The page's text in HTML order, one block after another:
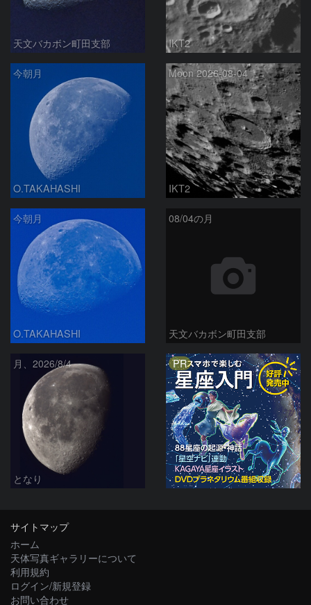
天文バカボン町田支部 IKT2
今朝月
O.TAKAHASHI
Moon 2026-08-04
IKT2
今朝月
O.TAKAHASHI
08/04の月
天文バカボン町田支部
月、2026/8/4
となり
PR
サイトマップ
ホーム
天体写真ギャラリーについて
利用規約
ログイン/新規登録
お問い合わせ